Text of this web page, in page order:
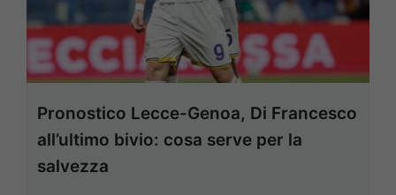
Pronostico Lecce-Genoa, Di Francesco
all’ultimo bivio: cosa serve per la
salvezza